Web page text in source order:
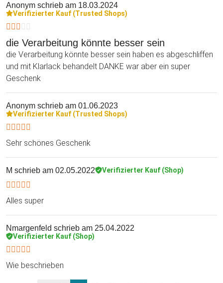
Anonym schrieb am 18.03.2024
Verifizierter Kauf (Trusted Shops)
die Verarbeitung könnte besser sein
die Verarbeitung könnte besser sein haben es abgeschliffen
und mit Klarlack behandelt DANKE war aber ein super
Geschenk
Anonym schrieb am 01.06.2023
Verifizierter Kauf (Trusted Shops)
Sehr schönes Geschenk
M schrieb am 02.05.2022 Verifizierter Kauf (Shop)
Alles super
Nmargenfeld schrieb am 25.04.2022
Verifizierter Kauf (Shop)
Wie beschrieben